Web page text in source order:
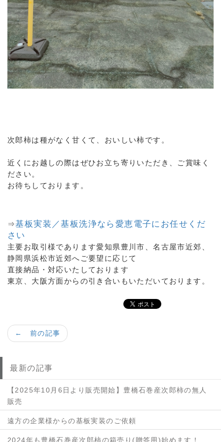
次郎柿は種がなく甘くて、おいしい柿です。
近くにお越しの際はぜひお立ち寄りいただき、ご賞味く
ださい。
お待ちしております。
⇒基板実装／基板洗浄なら愛恵電子にお任せくだ
さい
主要お取引様であります愛知県豊川市、名古屋市近郊、
静岡県浜松市近郊へご要望に応じて
直接納品・対応いたしております
東京、大阪方面からの引き合いもいただいております。
← 前の記事
最新の記事
【2025年10月6日より販売開始】豊橋石巻産次郎柿の無人
販売
遠方の企業様からの基板実装のご依頼
2024年も豊橋石巻産次郎柿の箱売り(贈答用)始めます！